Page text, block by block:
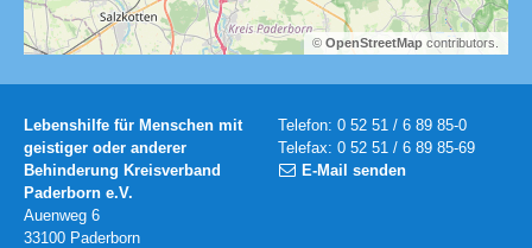
©OpenStreetMap contributors.
Lebenshilfe für Menschen mit
geistiger oder anderer
Behinderung Kreisverband
Paderborn e.V.
Auenweg 6
33100 Paderborn
Telefon: 0 52 51 / 6 89 85-0
Telefax: 0 52 51 / 6 89 85-69
E-Mail senden